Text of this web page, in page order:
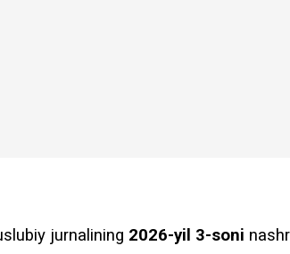
jurnalining 2026-yil 3-soni nashr